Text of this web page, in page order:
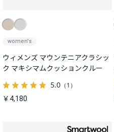
women's
ウィメンズ マウンテニアクラシッ
ク マキシマムクッションクルー
5.0 （1）
￥4,180